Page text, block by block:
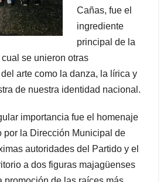
Cañas, fue el
ingrediente
principal de la
se unieron otras
arte como la danza, la lírica y
de nuestra identidad nacional.
importancia fue el homenaje
por la Dirección Municipal de
autoridades del Partido y el
a dos figuras majagüenses